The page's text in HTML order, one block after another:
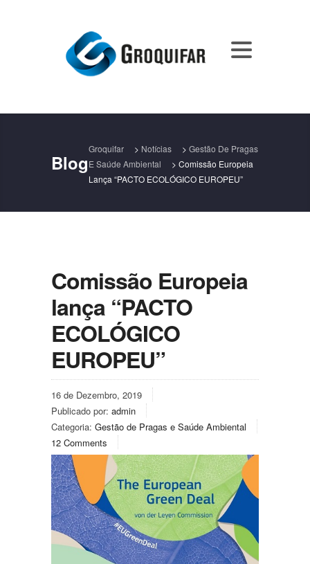
Blog
Groquifar > Notícias > Gestão De Pragas
E Saúde Ambiental
> Comissão Europeia
Lança “PACTO ECOLÓGICO EUROPEU”
Comissão Europeia
lança “PACTO
ECOLÓGICO
EUROPEU”
16 de Dezembro, 2019
Publicado por: admin
Categoria: Gestão de Pragas e Saúde Ambiental
12 Comments